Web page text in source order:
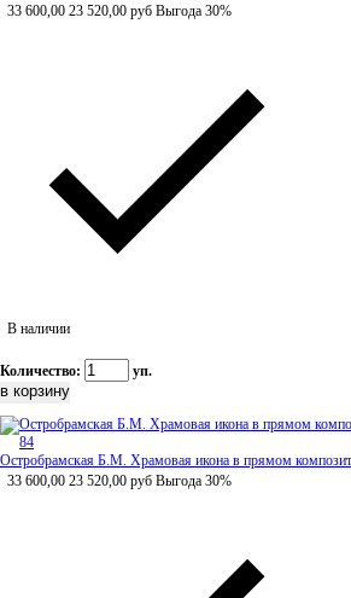
33 600,00 23 520,00 руб Выгода 30%
В наличии
Количество: уп.
Остробрамская Б.М. Храмовая икона в прямом
33 600,00 23 520,00 руб Выгода 30%